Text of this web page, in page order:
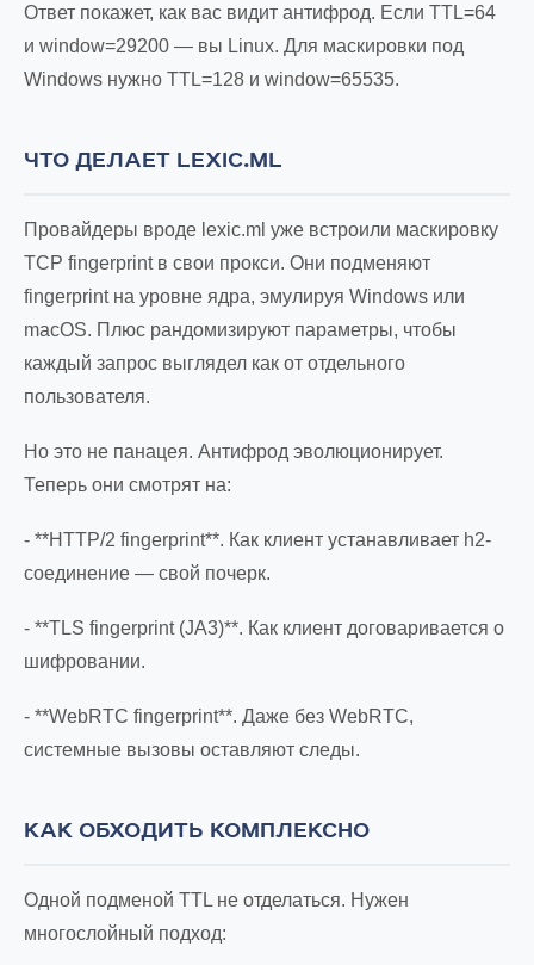
Ответ покажет, как вас видит антифрод. Если TTL=64
и window=29200 — вы Linux. Для маскировки под
Windows нужно TTL=128 и window=65535.
ЧТО ДЕЛАЕТ LEXIC.ML
Провайдеры вроде lexic.ml уже встроили маскировку
TCP fingerprint в свои прокси. Они подменяют
fingerprint на уровне ядра, эмулируя Windows или
macOS. Плюс рандомизируют параметры, чтобы
каждый запрос выглядел как от отдельного
пользователя.
Но это не панацея. Антифрод эволюционирует.
Теперь они смотрят на:
- **HTTP/2 fingerprint**. Как клиент устанавливает h2-
соединение — свой почерк.
- **TLS fingerprint (JA3)**. Как клиент договаривается о
шифровании.
- **WebRTC fingerprint**. Даже без WebRTC,
системные вызовы оставляют следы.
КАК ОБХОДИТЬ КОМПЛЕКСНО
Одной подменой TTL не отделаться. Нужен
многослойный подход: